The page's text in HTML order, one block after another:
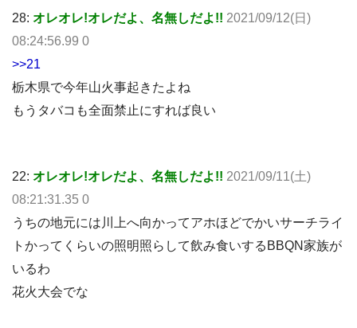
28: オレオレ!オレだよ、名無しだよ!! 2021/09/12(日)
08:24:56.99 0
>>21
栃木県で今年山火事起きたよね
もうタバコも全面禁止にすれば良い
22: オレオレ!オレだよ、名無しだよ!! 2021/09/11(土)
08:21:31.35 0
うちの地元には川上へ向かってアホほどでかいサーチライ
トかってくらいの照明照らして飲み食いするBBQN家族が
いるわ
花火大会でな